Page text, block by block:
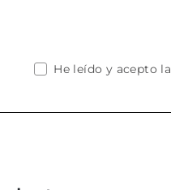
He leído y acepto la